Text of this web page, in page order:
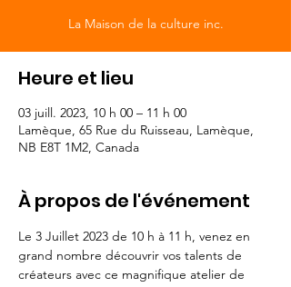
La Maison de la culture inc.
Heure et lieu
03 juill. 2023, 10 h 00 – 11 h 00
Lamèque, 65 Rue du Ruisseau, Lamèque,
NB E8T 1M2, Canada
À propos de l'événement
Le 3 Juillet 2023 de 10 h à 11 h, venez en
grand nombre découvrir vos talents de
créateurs avec ce magnifique atelier de